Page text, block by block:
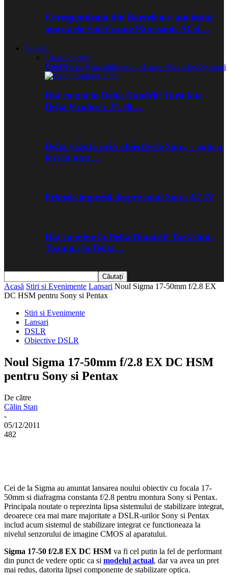
Corespondenta din Barcelona: am testat
aparatele Full Frame Panasonic S1 si…
Noutati
ToateConcurs
FotoDiverseExpozitiiInterviuriLansariWorkshopZvonuri
Hai cu noi în Delta Dunării! Tură foto
Delta Explorer 25-28…
Delta văzută prin obiectivele Sony – cum a
fost în tura…
Primele impresii despre noul Sony A7 IV
Hai cu mine în Delta Dunării! Tură foto:
Toamna în Delta…
Acasă Stiri si Evenimente Lansari Noul Sigma 17-50mm f/2.8 EX
DC HSM pentru Sony si Pentax
Stiri si Evenimente
Lansari
DSLR
Obiective DSLR
Noul Sigma 17-50mm f/2.8 EX DC HSM
pentru Sony si Pentax
De către
Călin Stan
-
05/12/2011
482
Cei de la Sigma au anuntat lansarea noului obiectiv cu focala 17-
50mm si diafragma constanta f/2.8 pentru montura Sony si Pentax.
Principala noutate o reprezinta lipsa sistemului de stabilizare integrat,
deoarece cea mai mare majoritate a DSLR-urilor Sony si Pentax
includ acum sistemul de stabilizare integrat ce functioneaza la
nivelul senzorului de imagine CMOS al aparatului.
Sigma 17-50 f/2.8 EX DC HSM va fi cel putin la fel de performant
din punct de vedere optic ca si modelul actual, dar va avea un pret
mai redus, datorita lipsei componente de stabilizare optica.